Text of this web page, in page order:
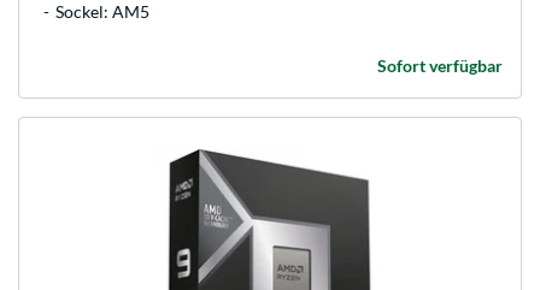
Sockel: AM5
Sofort verfügbar